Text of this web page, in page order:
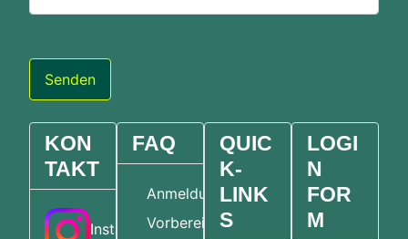
Senden
KON
TAKT
Instagram
FAQ
Anmeldung
Vorbereitung
QUIC
K-
LINK
S
LOGI
N
FOR
M